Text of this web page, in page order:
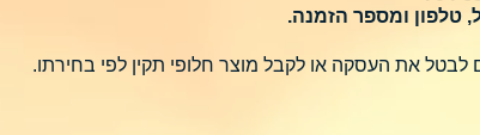
טלפון ומספר הזמנה.
את העסקה או לקבל מוצר חלופי תקין לפי בחירתו.